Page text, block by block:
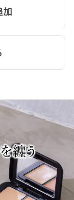
加
ご了承ください